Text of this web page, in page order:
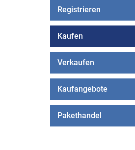
Registrieren
Kaufen
Verkaufen
Kaufangebote
Pakethandel